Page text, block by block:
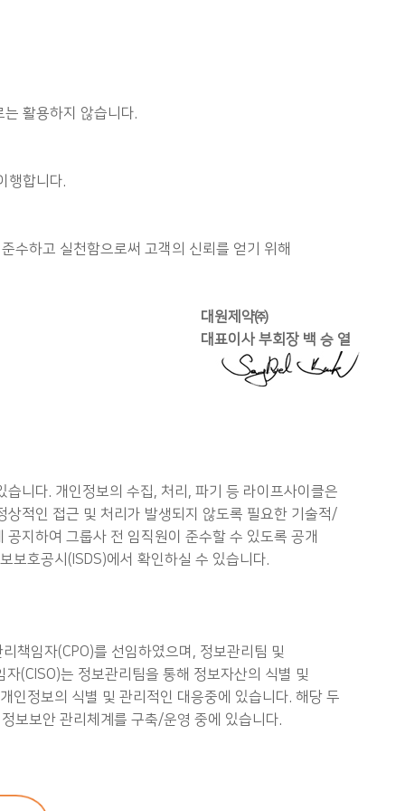
활용하지 않습니다.
행합니다.
수하고 실천함으로써 고객의 신뢰를 얻기 위해
대원제약㈜
대표이사 부회장 백 승 열
니다. 개인정보의 수집, 처리, 파기 등 라이프사이클은
적인 접근 및 처리가 발생되지 않도록 필요한 기술적/
지하여 그룹사 전 임직원이 준수할 수 있도록 공개
보호공시(ISDS)에서 확인하실 수 있습니다.
책임자(CPO)를 선임하였으며, 정보관리팀 및
(CISO)는 정보관리팀을 통해 정보자산의 식별 및
인정보의 식별 및 관리적인 대응중에 있습니다. 해당 두
보보안 관리체계를 구축/운영 중에 있습니다.